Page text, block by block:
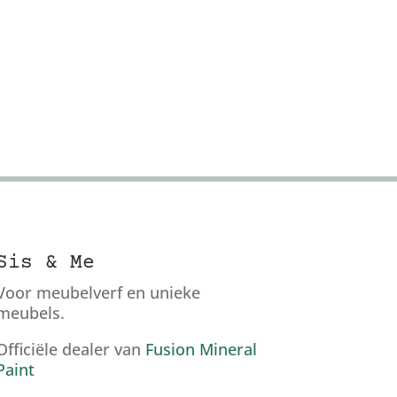
& Me
meubelverf en unieke
dealer van Fusion Mineral